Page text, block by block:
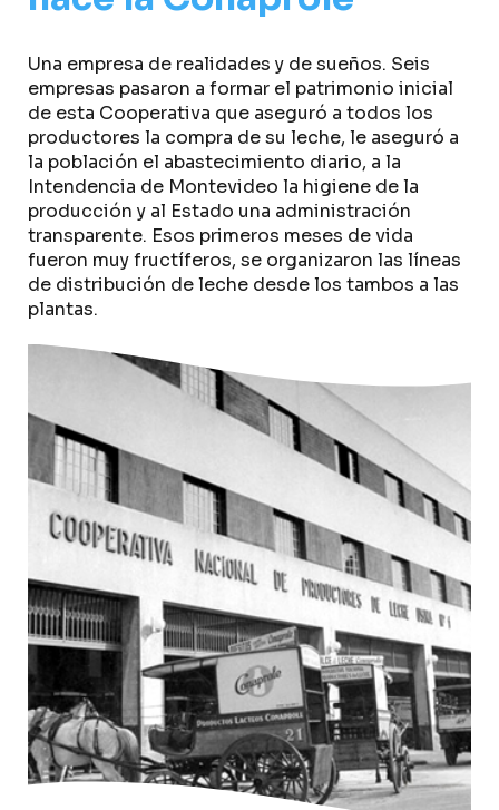
Una empresa de realidades y de sueños. Seis
empresas pasaron a formar el patrimonio inicial
de esta Cooperativa que aseguró a todos los
productores la compra de su leche, le aseguró a
la población el abastecimiento diario, a la
Intendencia de Montevideo la higiene de la
producción y al Estado una administración
transparente. Esos primeros meses de vida
fueron muy fructíferos, se organizaron las líneas
de distribución de leche desde los tambos a las
plantas.